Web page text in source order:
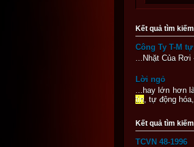
Kết quả tìm
Công Ty T-M
...Nhặt Của
Lời ngỏ
...hay lớn hơn
tin , tự động
Kết quả tìm
TCVN 48-1996